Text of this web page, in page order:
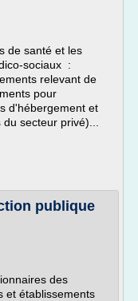
de santé et les
sociaux :
relevant de
pour
d'hébergement et
secteur privé)...
publique
des
et établissements